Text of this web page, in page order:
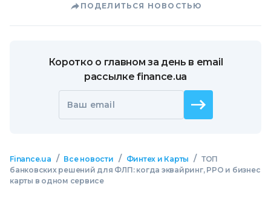
ПОДЕЛИТЬСЯ НОВОСТЬЮ
Коротко о главном за день в email
рассылке finance.ua
Ваш email
Finance.ua / Все новости / Финтех и Карты / ТОП
банковских решений для ФЛП: когда эквайринг, РРО и бизнес
карты в одном сервисе